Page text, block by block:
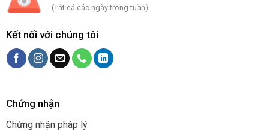
(Tất cả các ngày trong tuần)
Kết nối với chúng tôi
Chứng nhận
Chứng nhận pháp lý